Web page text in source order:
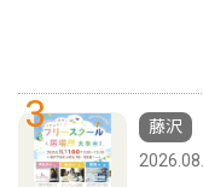
3
藤沢